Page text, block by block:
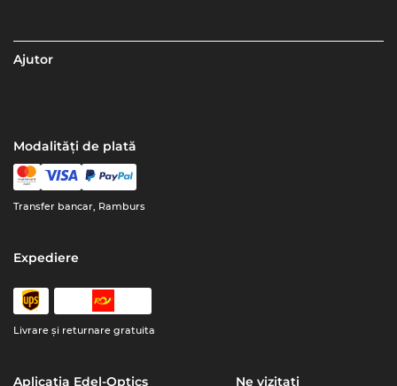
Ajutor
Modalități de plată
Transfer bancar, Ramburs
Expediere
Livrare şi returnare gratuita
Aplicația Edel-Optics Ne vizitați